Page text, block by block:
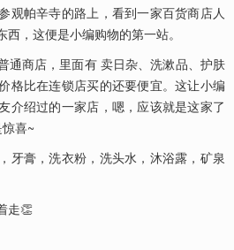
观帕辛寺的路上，看到一家百货商店人
，这便是小编购物的第一站。
通商店，里面有 卖日杂、洗漱品、护肤
格比在连锁店买的还要便宜。这让小编
介绍过的一家店，嗯，应该就是这家了
喜~
牙膏，洗衣粉，洗头水，沐浴露，矿泉
走👏